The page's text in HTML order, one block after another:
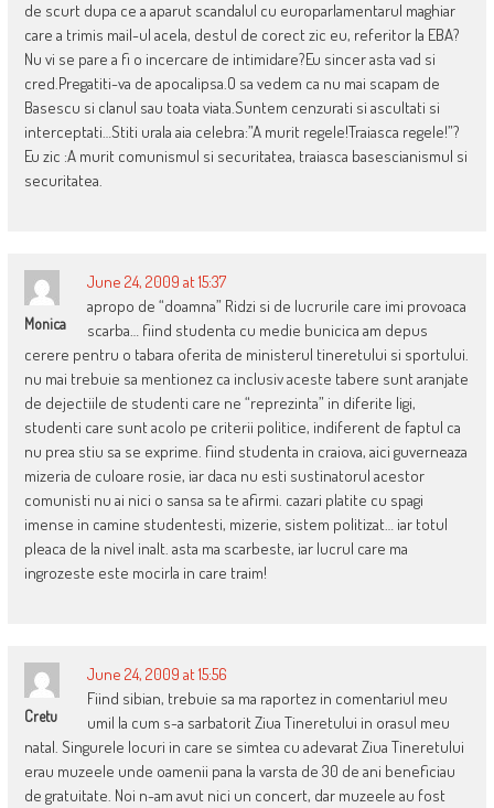
de scurt dupa ce a aparut scandalul cu europarlamentarul maghiar
care a trimis mail-ul acela, destul de corect zic eu, referitor la EBA?
Nu vi se pare a fi o incercare de intimidare?Eu sincer asta vad si
cred.Pregatiti-va de apocalipsa.O sa vedem ca nu mai scapam de
Basescu si clanul sau toata viata.Suntem cenzurati si ascultati si
interceptati…Stiti urala aia celebra:”A murit regele!Traiasca regele!”?
Eu zic :A murit comunismul si securitatea, traiasca basescianismul si
securitatea.
Monica
June 24, 2009 at 15:37
apropo de “doamna” Ridzi si de lucrurile care imi provoaca
scarba… fiind studenta cu medie bunicica am depus
cerere pentru o tabara oferita de ministerul tineretului si sportului.
nu mai trebuie sa mentionez ca inclusiv aceste tabere sunt aranjate
de dejectiile de studenti care ne “reprezinta” in diferite ligi,
studenti care sunt acolo pe criterii politice, indiferent de faptul ca
nu prea stiu sa se exprime. fiind studenta in craiova, aici guverneaza
mizeria de culoare rosie, iar daca nu esti sustinatorul acestor
comunisti nu ai nici o sansa sa te afirmi. cazari platite cu spagi
imense in camine studentesti, mizerie, sistem politizat… iar totul
pleaca de la nivel inalt. asta ma scarbeste, iar lucrul care ma
ingrozeste este mocirla in care traim!
Cretu
June 24, 2009 at 15:56
Fiind sibian, trebuie sa ma raportez in comentariul meu
umil la cum s-a sarbatorit Ziua Tineretului in orasul meu
natal. Singurele locuri in care se simtea cu adevarat Ziua Tineretului
erau muzeele unde oamenii pana la varsta de 30 de ani beneficiau
de gratuitate. Noi n-am avut nici un concert, dar muzeele au fost